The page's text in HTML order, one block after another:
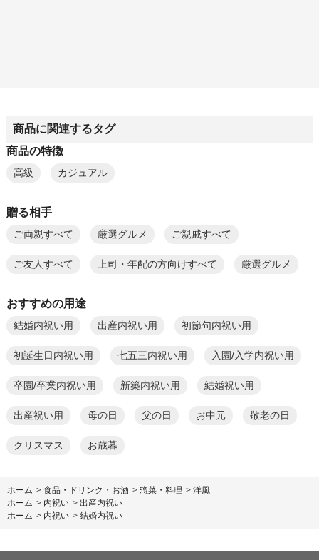
商品に関連するタグ
商品の特徴
高級 カジュアル
贈る相手
ご両親すべて 厳選グルメ ご親戚すべて
ご友人すべて 上司・年配の方向けすべて 厳選グルメ
おすすめの用途
結婚内祝い用 出産内祝い用 初節句内祝い用
初誕生日内祝い用 七五三内祝い用 入園/入学内祝い用
卒園/卒業内祝い用 新築内祝い用 結婚祝い用
出産祝い用 母の日 父の日 お中元 敬老の日
クリスマス お歳暮
ホーム > 食品・ドリンク・お酒 > 惣菜・料理 > 洋風
ホーム > 内祝い > 出産内祝い
ホーム > 内祝い > 結婚内祝い